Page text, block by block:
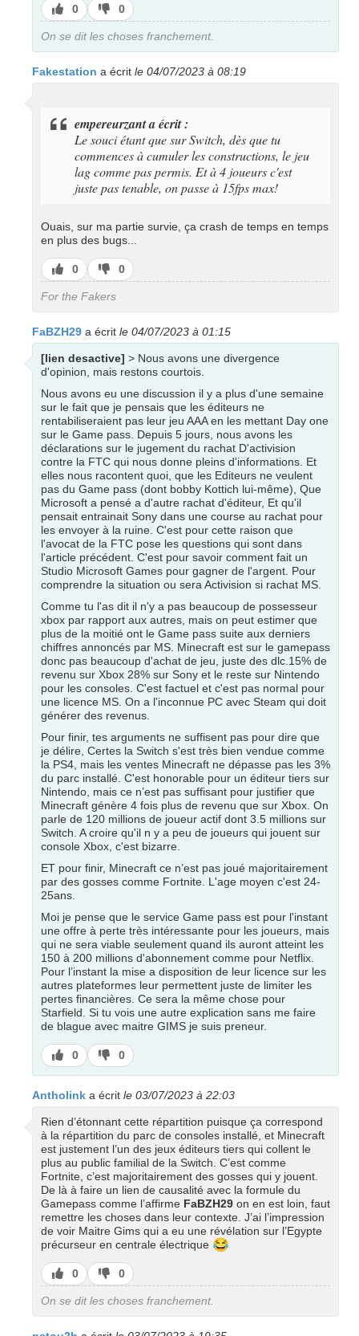
J’aime
0
J’aime
pas
0
On se dit les choses franchement.
Fakestation a écrit le 04/07/2023 à 08:19
empereurzant a écrit :
Le souci étant que sur Switch, dès que tu
commences à cumuler les constructions, le jeu
lag comme pas permis. Et à 4 joueurs c'est
juste pas tenable, on passe à 15fps max!
Ouais, sur ma partie survie, ça crash de temps en temps
en plus des bugs...
J’aime
0
J’aime
pas
0
For the Fakers
FaBZH29 a écrit le 04/07/2023 à 01:15
[lien desactive] > Nous avons une divergence
d'opinion, mais restons courtois.
Nous avons eu une discussion il y a plus d'une semaine
sur le fait que je pensais que les éditeurs ne
rentabiliseraient pas leur jeu AAA en les mettant Day one
sur le Game pass. Depuis 5 jours, nous avons les
déclarations sur le jugement du rachat D'activision
contre la FTC qui nous donne pleins d'informations. Et
elles nous racontent quoi, que les Editeurs ne veulent
pas du Game pass (dont bobby Kottich lui-même), Que
Microsoft a pensé a d'autre rachat d'éditeur, Et qu'il
pensait entrainait Sony dans une course au rachat pour
les envoyer à la ruine. C'est pour cette raison que
l'avocat de la FTC pose les questions qui sont dans
l'article précédent. C'est pour savoir comment fait un
Studio Microsoft Games pour gagner de l'argent. Pour
comprendre la situation ou sera Activision si rachat MS.
Comme tu l'as dit il n'y a pas beaucoup de possesseur
xbox par rapport aux autres, mais on peut estimer que
plus de la moitié ont le Game pass suite aux derniers
chiffres annoncés par MS. Minecraft est sur le gamepass
donc pas beaucoup d'achat de jeu, juste des dlc.15% de
revenu sur Xbox 28% sur Sony et le reste sur Nintendo
pour les consoles. C'est factuel et c'est pas normal pour
une licence MS. On a l'inconnue PC avec Steam qui doit
générer des revenus.
Pour finir, tes arguments ne suffisent pas pour dire que
je délire, Certes la Switch s'est très bien vendue comme
la PS4, mais les ventes Minecraft ne dépasse pas les 3%
du parc installé. C'est honorable pour un éditeur tiers sur
Nintendo, mais ce n’est pas suffisant pour justifier que
Minecraft génère 4 fois plus de revenu que sur Xbox. On
parle de 120 millions de joueur actif dont 3.5 millions sur
Switch. A croire qu'il n y a peu de joueurs qui jouent sur
console Xbox, c'est bizarre.
ET pour finir, Minecraft ce n’est pas joué majoritairement
par des gosses comme Fortnite. L'age moyen c'est 24-
25ans.
Moi je pense que le service Game pass est pour l'instant
une offre à perte très intéressante pour les joueurs, mais
qui ne sera viable seulement quand ils auront atteint les
150 à 200 millions d'abonnement comme pour Netflix.
Pour l’instant la mise a disposition de leur licence sur les
autres plateformes leur permettent juste de limiter les
pertes financières. Ce sera la même chose pour
Starfield. Si tu vois une autre explication sans me faire
de blague avec maitre GIMS je suis preneur.
J’aime
0
J’aime
pas
0
Antholink a écrit le 03/07/2023 à 22:03
Rien d’étonnant cette répartition puisque ça correspond
à la répartition du parc de consoles installé, et Minecraft
est justement l’un des jeux éditeurs tiers qui collent le
plus au public familial de la Switch. C’est comme
Fortnite, c’est majoritairement des gosses qui y jouent.
De là à faire un lien de causalité avec la formule du
Gamepass comme l’affirme FaBZH29 on en est loin, faut
remettre les choses dans leur contexte. J’ai l’impression
de voir Maitre Gims qui a eu une révélation sur l’Egypte
précurseur en centrale électrique 😂
J’aime
0
J’aime
pas
0
On se dit les choses franchement.